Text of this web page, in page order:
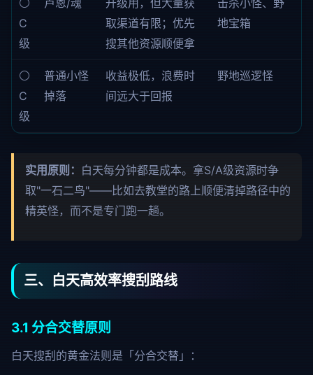
⚪
C
级
卢恩/魂
升级用，但大量获
取渠道有限；优先
搜其他资源顺便拿
击杀小怪、野
地宝箱
⚪
C
级
普通小怪
掉落
收益极低，浪费时
间远大于回报
野地巡逻怪
实用原则： 白天每分钟都是成本。拿S/A级资源时争
取"一石二鸟"——比如去教堂的路上顺便清掉路径中的
精英怪，而不是专门跑一趟。
三、白天高效率搜刮路线
3.1 分合交替原则
白天搜刮的黄金法则是「分合交替」：